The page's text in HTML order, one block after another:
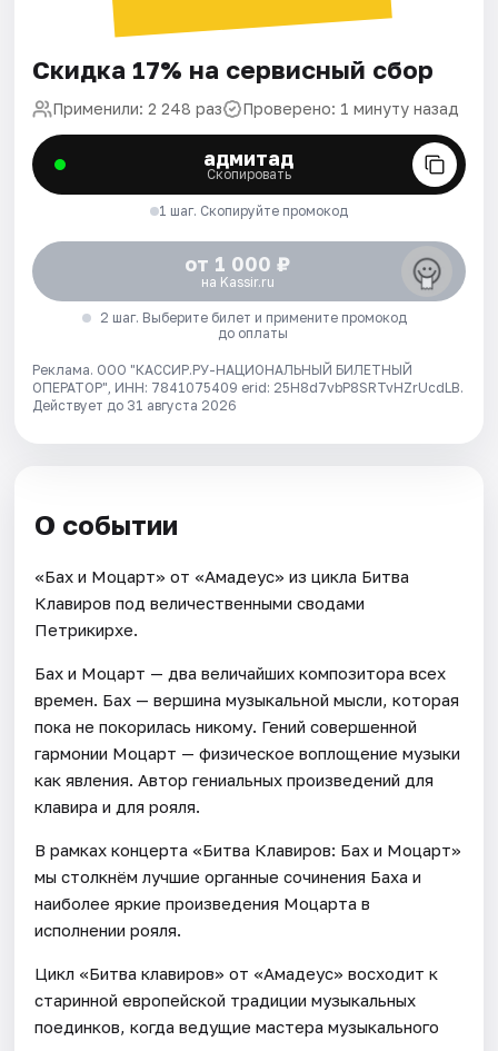
Скидка 17% на сервисный сбор
Применили: 2 248 раз Проверено: 1 минуту назад
адмитад
Скопировать
1 шаг. Скопируйте промокод
от 1 000 ₽
на Kassir.ru
2 шаг. Выберите билет и примените промокод
до оплаты
Реклама. ООО "КАССИР.РУ-НАЦИОНАЛЬНЫЙ БИЛЕТНЫЙ
ОПЕРАТОР", ИНН: 7841075409 erid: 25H8d7vbP8SRTvHZrUcdLB.
Действует до 31 августа 2026
О событии
«Бах и Моцарт» от «Амадеус» из цикла Битва
Клавиров под величественными сводами
Петрикирхе.
Бах и Моцарт — два величайших композитора всех
времен. Бах — вершина музыкальной мысли, которая
пока не покорилась никому. Гений совершенной
гармонии Моцарт — физическое воплощение музыки
как явления. Автор гениальных произведений для
клавира и для рояля.
В рамках концерта «Битва Клавиров: Бах и Моцарт»
мы столкнём лучшие органные сочинения Баха и
наиболее яркие произведения Моцарта в
исполнении рояля.
Цикл «Битва клавиров» от «Амадеус» восходит к
старинной европейской традиции музыкальных
поединков, когда ведущие мастера музыкального